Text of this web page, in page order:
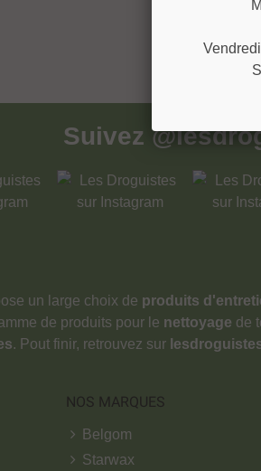
Suivez
un large choix de produits
de produits pour le nettoyage de
. Pout finir, retrouvez sur
NOS MARQUES
Belgom
Starwax